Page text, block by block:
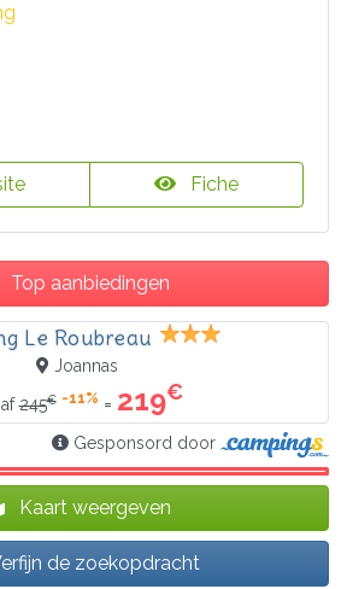
Fiche
Top aanbiedingen
Le Roubreau
Joannas
245€ -11% = 219€
Gesponsord door
Kaart weergeven
de zoekopdracht